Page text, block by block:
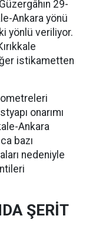
29-
Ankara yönü
yönlü veriliyor.
istikametten
onarımı
Ankara
bazı
nedeniyle
ŞERİT